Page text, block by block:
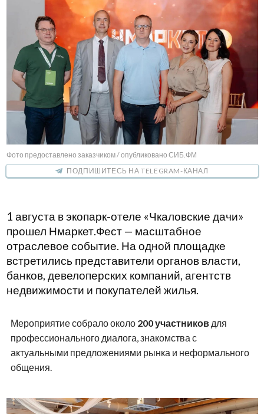
Фото предоставлено заказчиком / опубликовано СИБ.ФМ
ПОДПИШИТЕСЬ НА TELEGRAM-КАНАЛ
1 августа в экопарк-отеле «Чкаловские дачи»
прошел Нмаркет.Фест — масштабное
отраслевое событие. На одной площадке
встретились представители органов власти,
банков, девелоперских компаний, агентств
недвижимости и покупателей жилья.
Мероприятие собрало около 200 участниковдля
профессионального диалога, знакомства с
актуальными предложениями рынка и неформального
общения.